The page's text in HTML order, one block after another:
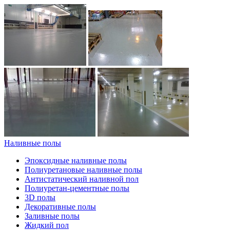
Наливные полы
Эпоксидные наливные полы
Полиуретановые наливные полы
Антистатический наливной пол
Полиуретан-цементные полы
3D полы
Декоративные полы
Заливные полы
Жидкий пол